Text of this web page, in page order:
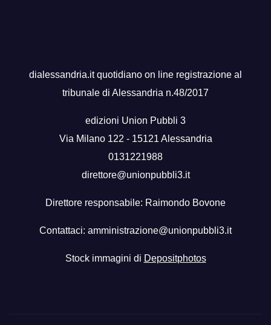
dialessandria.it quotidiano on line registrazione al
tribunale di Alessandria n.48/2017
edizioni Union Pubbli 3
Via Milano 122 - 15121 Alessandria
0131221988
direttore@unionpubbli3.it
Direttore responsabile: Raimondo Bovone
Contattaci: amministrazione@unionpubbli3.it
Stock immagini di Depositphotos